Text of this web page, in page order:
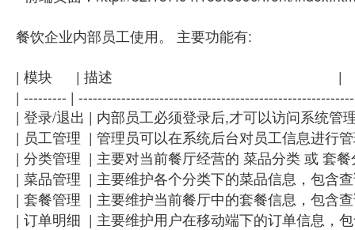
餐饮企业内部员工使用。 主要功能有:
| 模块 | 描述 |
| --------- |
| 登录/退出 | 内部员工必须登录后,才可以访
| 员工管理 | 管理员可以在系统后台对员工信息进行
| 分类管理 | 主要对当前餐厅经营的 菜品分类 或 套
| 菜品管理 | 主要维护各个分类下的菜品信息，包含
| 套餐管理 | 主要维护当前餐厅中的套餐信息，包含
| 订单明细 | 主要维护用户在移动端下的订单信息，